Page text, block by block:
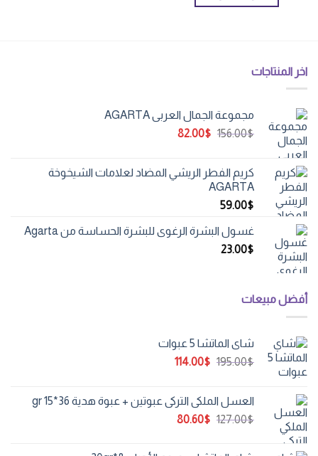
اخر المنتاجات
مجموعة الجمال العربي AGARTA
156.00$
السعر
156.00$.
82.00$
السعر
82.00$.
كريم الفطر الريشي المضاد لعلامات الشيخوخة
AGARTA
59.00$
غسول البشرة الرغوي للبشرة الحساسة من Agarta
23.00$
أفضل مبيعات
شاي الماتشا 5 عبوات
195.00$
السعر
195.00$.
114.00$
السعر
114.00$.
العسل الملكي التركي عبوتين + عبوة هدية 36*15 gr
127.00$
السعر
80.60$
السعر